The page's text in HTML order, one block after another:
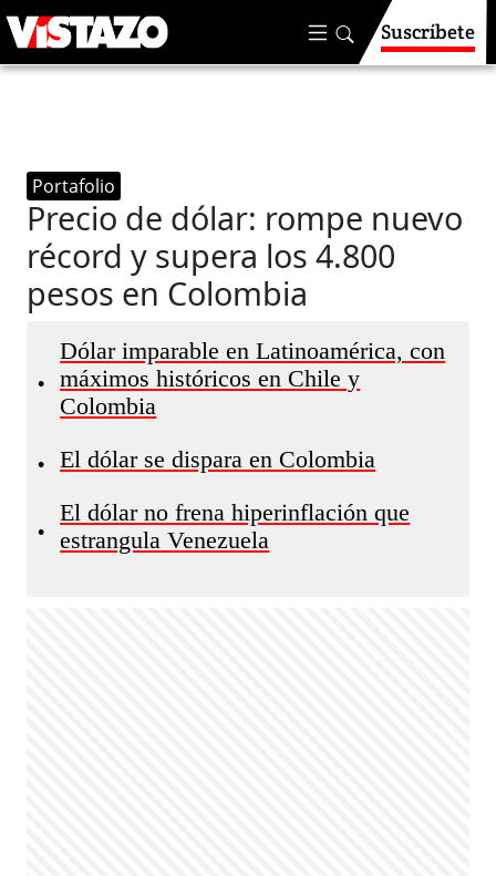
Suscríbete
Portafolio
Precio de dólar: rompe nuevo
récord y supera los 4.800
pesos en Colombia
•
Dólar imparable en Latinoamérica, con
máximos históricos en Chile y
Colombia
• El dólar se dispara en Colombia
•
El dólar no frena hiperinflación que
estrangula Venezuela